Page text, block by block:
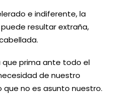
e indiferente, la
resultar extraña,
que prima ante todo el
de nuestro
no es asunto nuestro.